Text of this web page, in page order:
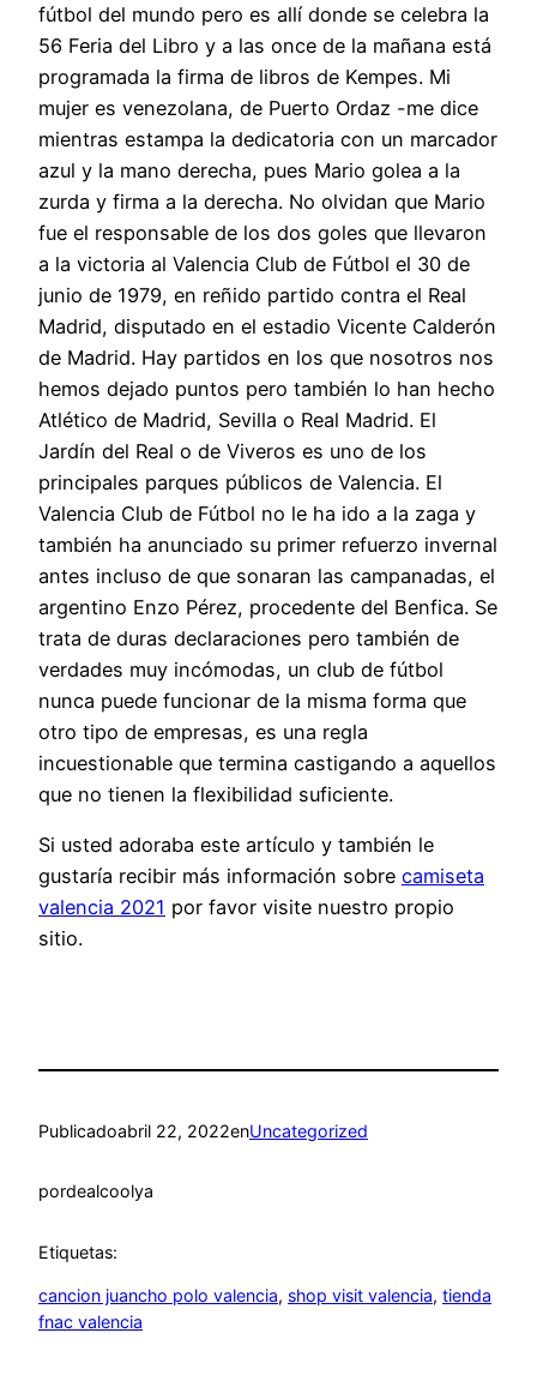
fútbol del mundo pero es allí donde se celebra la
56 Feria del Libro y a las once de la mañana está
programada la firma de libros de Kempes. Mi
mujer es venezolana, de Puerto Ordaz -me dice
mientras estampa la dedicatoria con un marcador
azul y la mano derecha, pues Mario golea a la
zurda y firma a la derecha. No olvidan que Mario
fue el responsable de los dos goles que llevaron
a la victoria al Valencia Club de Fútbol el 30 de
junio de 1979, en reñido partido contra el Real
Madrid, disputado en el estadio Vicente Calderón
de Madrid. Hay partidos en los que nosotros nos
hemos dejado puntos pero también lo han hecho
Atlético de Madrid, Sevilla o Real Madrid. El
Jardín del Real o de Viveros es uno de los
principales parques públicos de Valencia. El
Valencia Club de Fútbol no le ha ido a la zaga y
también ha anunciado su primer refuerzo invernal
antes incluso de que sonaran las campanadas, el
argentino Enzo Pérez, procedente del Benfica. Se
trata de duras declaraciones pero también de
verdades muy incómodas, un club de fútbol
nunca puede funcionar de la misma forma que
otro tipo de empresas, es una regla
incuestionable que termina castigando a aquellos
que no tienen la flexibilidad suficiente.
Si usted adoraba este artículo y también le
gustaría recibir más información sobre camiseta
valencia 2021 por favor visite nuestro propio
sitio.
Publicadoabril 22, 2022enUncategorized
pordealcoolya
Etiquetas:
cancion juancho polo valencia, shop visit valencia, tienda
fnac valencia